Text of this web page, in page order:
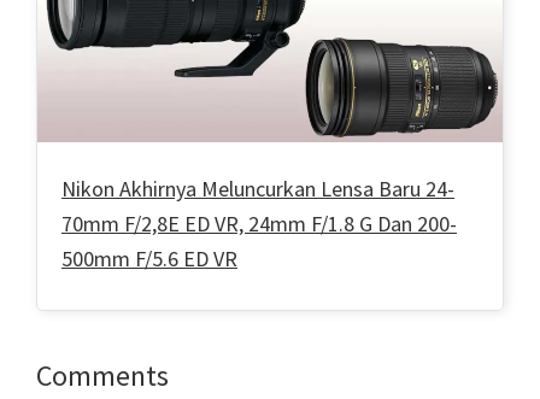
Nikon Akhirnya Meluncurkan Lensa Baru 24-
70mm F/2,8E ED VR, 24mm F/1.8 G Dan 200-
500mm F/5.6 ED VR
Reader
Comments